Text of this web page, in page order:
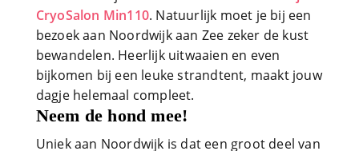
CryoSalon Min110. Natuurlijk moet je bij een
bezoek aan Noordwijk aan Zee zeker de kust
bewandelen. Heerlijk uitwaaien en even
bijkomen bij een leuke strandtent, maakt jouw
dagje helemaal compleet.
Neem de hond mee!
Uniek aan Noordwijk is dat een groot deel van